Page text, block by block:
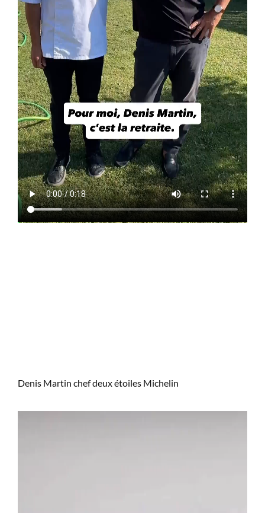
Denis Martin chef deux étoiles Michelin